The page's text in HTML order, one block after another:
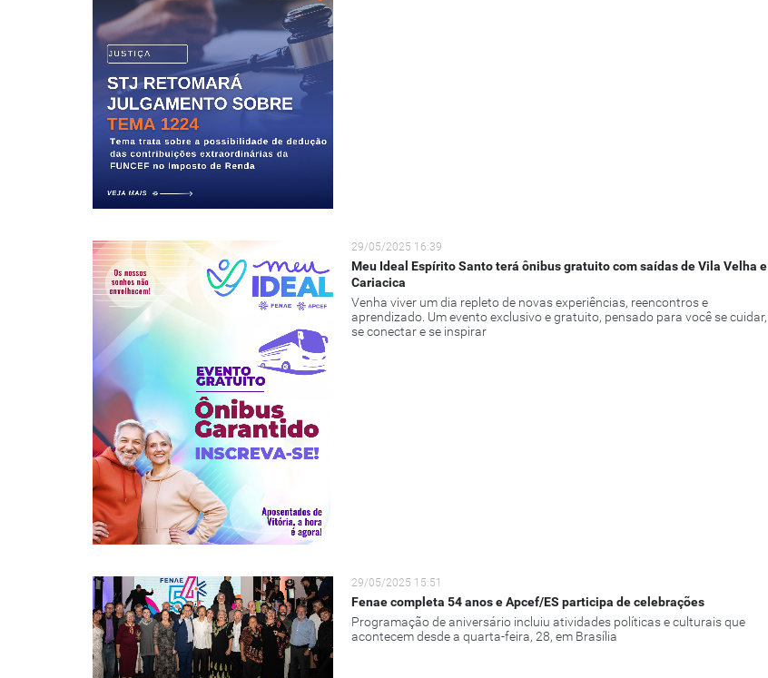
29/05/2025 16:39
Meu Ideal Espírito Santo terá ônibus gratuito com saídas de Vila Velha e
Cariacica
Venha viver um dia repleto de novas experiências, reencontros e
aprendizado. Um evento exclusivo e gratuito, pensado para você se cuidar,
se conectar e se inspirar
29/05/2025 15:51
Fenae completa 54 anos e Apcef/ES participa de celebrações
Programação de aniversário incluiu atividades políticas e culturais que
acontecem desde a quarta-feira, 28, em Brasília